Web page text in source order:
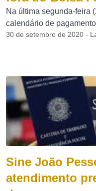
Na última segunda-feira
calendário de
30 de setembro de 2020 -
Sine João
atendimento